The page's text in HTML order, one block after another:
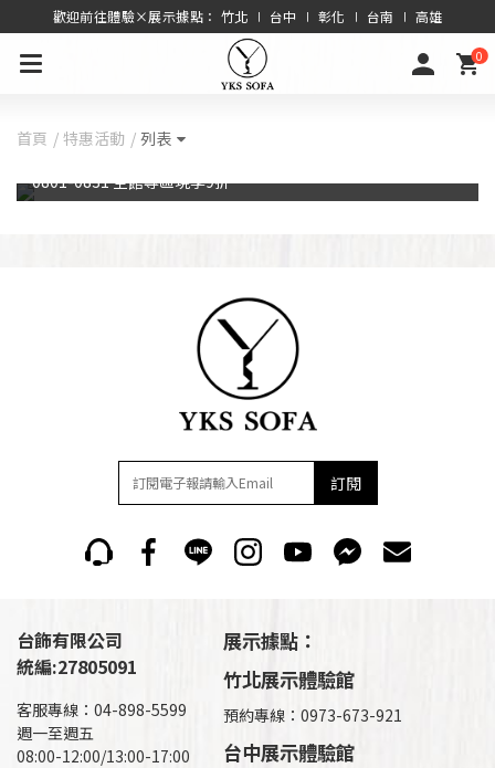
歡迎前往體驗×展示據點： 竹北 ∣ 台中 ∣ 彰化 ∣ 台南 ∣ 高雄
0
首頁 特惠活動
列表
0801-0831 全館專區現享9折
訂閱
台飾有限公司
統編:27805091
客服專線：04-898-5599
週一至週五
08:00-12:00/13:00-17:00
展示據點：
竹北展示體驗館
預約專線：0973-673-921
台中展示體驗館